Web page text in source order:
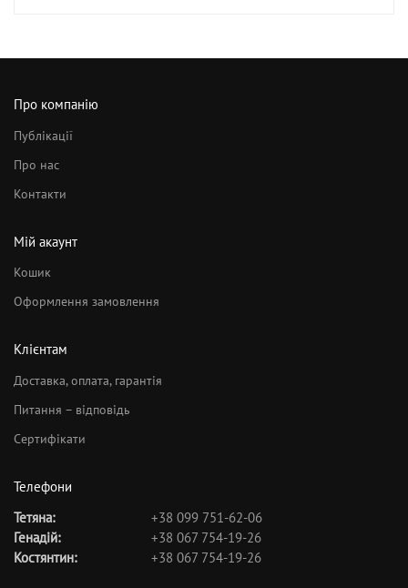
Про компанію
Публікації
Про нас
Контакти
Мій акаунт
Кошик
Оформлення замовлення
Клієнтам
Доставка, оплата, гарантія
Питання – відповідь
Сертифікати
Телефони
Тетяна:
+38 099 751-62-06
Генадій:
+38 067 754-19-26
Костянтин:
+38 067 754-19-26